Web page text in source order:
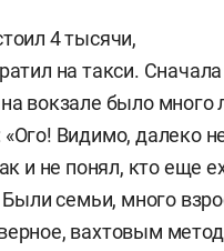
4 тысячи,
на такси.
вокзале было много
Видимо, далеко
и не понял, кто еще
Были семьи, много
вахтовым